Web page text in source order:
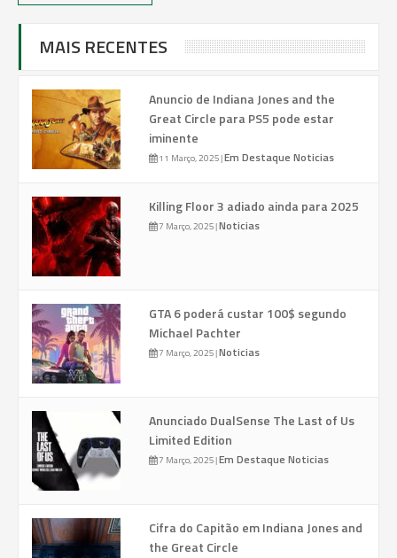
MAIS RECENTES
Anuncio de Indiana Jones and the
Great Circle para PS5 pode estar
iminente
11 Março, 2025|Em Destaque Noticias
Killing Floor 3 adiado ainda para 2025
7 Março, 2025|Noticias
GTA 6 poderá custar 100$ segundo
Michael Pachter
7 Março, 2025|Noticias
Anunciado DualSense The Last of Us
Limited Edition
7 Março, 2025|Em Destaque Noticias
Cifra do Capitão em Indiana Jones and
the Great Circle